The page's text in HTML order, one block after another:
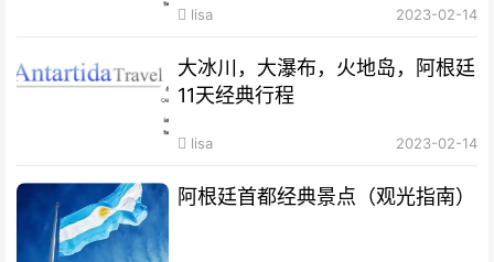
lisa 2023-02-14
大冰川，大瀑布，火地岛，阿根廷
11天经典行程
lisa 2023-02-14
阿根廷首都经典景点（观光指南）